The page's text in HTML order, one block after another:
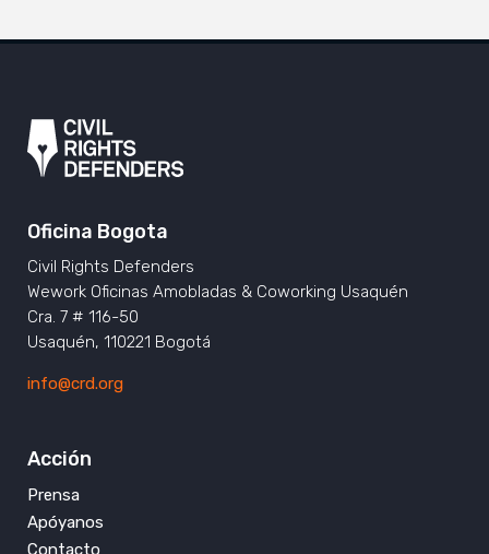
Oficina Bogota
Civil Rights Defenders
Wework Oficinas Amobladas & Coworking Usaquén
Cra. 7 # 116-50
Usaquén, 110221 Bogotá
info@crd.org
Acción
Prensa
Apóyanos
Contacto